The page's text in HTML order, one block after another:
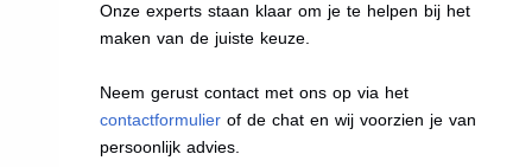
Onze experts staan klaar om je te helpen bij het
maken van de juiste keuze.
Neem gerust contact met ons op via het
contactformulierof de chat en wij voorzien je van
persoonlijk advies.